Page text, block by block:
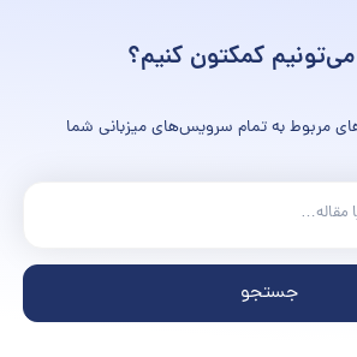
کمکتون کنیم؟
مربوط به تمام سرویس‌های میزبانی شما
جستجو